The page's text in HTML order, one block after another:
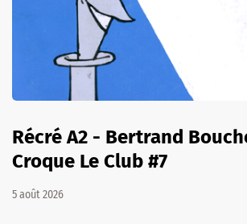
Récré A2 - Bertrand
Croque Le Club #7
5 août 2026